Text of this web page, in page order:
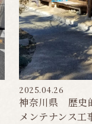
2025.04.26
神奈川県 歴史
メンテナンス工